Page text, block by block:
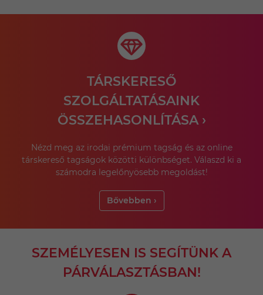
TÁRSKERESŐ
SZOLGÁLTATÁSAINK
ÖSSZEHASONLÍTÁSA ›
Nézd meg az irodai prémium tagság és az online
társkereső tagságok közötti különbséget. Válaszd ki a
számodra legelőnyösebb megoldást!
Bővebben ›
SZEMÉLYESEN IS SEGÍTÜNK A
PÁRVÁLASZTÁSBAN!